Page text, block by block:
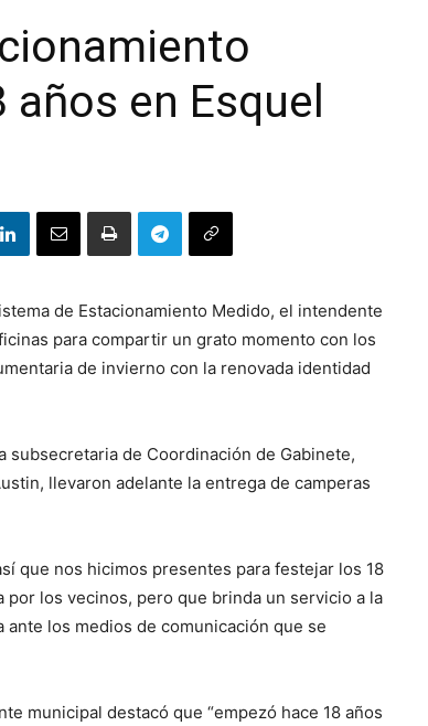
en Esquel
de Estacionamiento Medido, el intendente
para compartir un grato momento con los
de invierno con la renovada identidad
subsecretaria de Coordinación de Gabinete,
llevaron adelante la entrega de camperas
que nos hicimos presentes para festejar los 18
los vecinos, pero que brinda un servicio a la
los medios de comunicación que se
municipal destacó que “empezó hace 18 años